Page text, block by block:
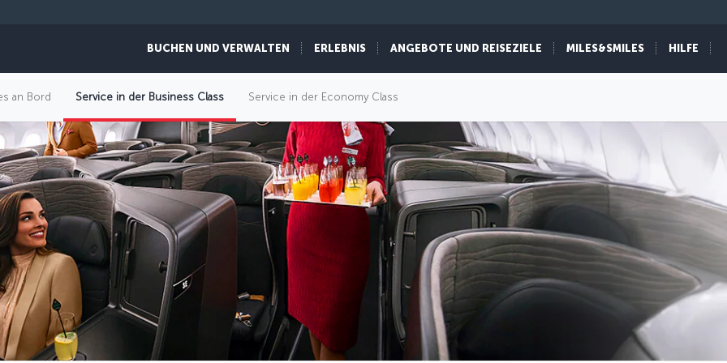
BUCHEN UND VERWALTEN ERLEBNIS ANGEBOTE UND REISEZIELE MILES&SMILES HILFE
an Bord Service in der Business Class Service in der Economy Class